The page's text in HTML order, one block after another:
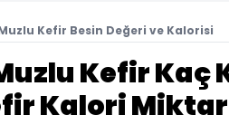
Kefir Besin Değeri ve Kalorisi
Kefir Kaç
Kalori